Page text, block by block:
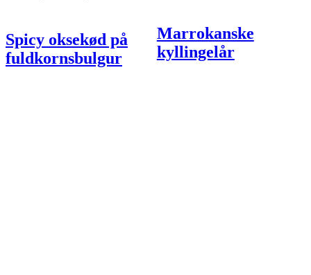
Spicy oksekød på
fuldkornsbulgur
Marrokanske
kyllingelår